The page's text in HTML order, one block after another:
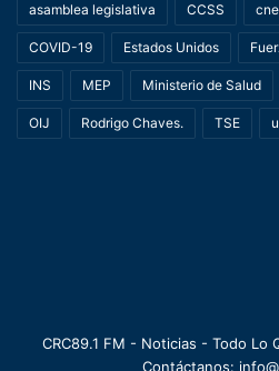
asamblea legislativa CCSS cne
COVID-19 Estados Unidos
INS MEP Ministerio de Salud
OIJ Rodrigo Chaves. TSE
CRC89.1 FM - Noticias - Todo Lo
Contáctanos: